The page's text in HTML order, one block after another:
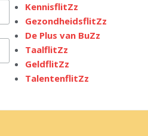
KennisflitZz
GezondheidsflitZz
De Plus van BuZz
TaalflitZz
GeldflitZz
TalentenflitZz